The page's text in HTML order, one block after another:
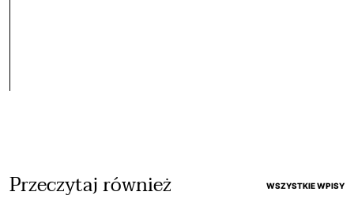
Przeczytaj również WSZYSTKIE WPISY